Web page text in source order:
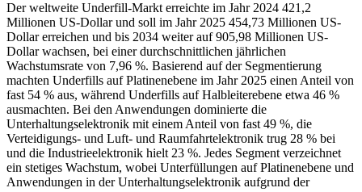
Der weltweite Underfill-Markt erreichte im Jahr 2024 421,2
Millionen US-Dollar und soll im Jahr 2025 454,73 Millionen US-
Dollar erreichen und bis 2034 weiter auf 905,98 Millionen US-
Dollar wachsen, bei einer durchschnittlichen jährlichen
Wachstumsrate von 7,96 %. Basierend auf der Segmentierung
machten Underfills auf Platinenebene im Jahr 2025 einen Anteil von
fast 54 % aus, während Underfills auf Halbleiterebene etwa 46 %
ausmachten. Bei den Anwendungen dominierte die
Unterhaltungselektronik mit einem Anteil von fast 49 %, die
Verteidigungs- und Luft- und Raumfahrtelektronik trug 28 % bei
und die Industrieelektronik hielt 23 %. Jedes Segment verzeichnet
ein stetiges Wachstum, wobei Unterfüllungen auf Platinenebene und
Anwendungen in der Unterhaltungselektronik aufgrund der